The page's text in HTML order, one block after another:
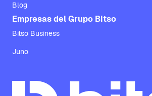
Blog
Empresas del Grupo Bitso
Bitso Business
Juno